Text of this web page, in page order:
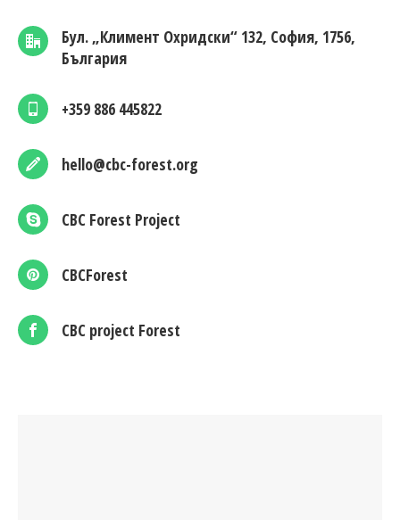
Бул. „Климент Охридски“ 132, София, 1756,
България
+359 886 445822
hello@cbc-forest.org
CBC Forest Project
CBCForest
CBC project Forest